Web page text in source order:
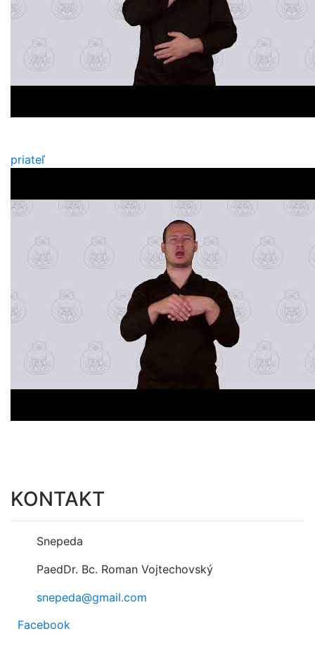
priateľ
KONTAKT
Snepeda
PaedDr. Bc. Roman Vojtechovský
snepeda@gmail.com
Facebook